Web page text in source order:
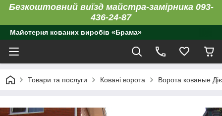
Безкоштовний виїзд майстра-замірника 093-
436-24-87
Майстерня кованих виробів «Брама»
Товари та послуги Ковані ворота Ворота кованые